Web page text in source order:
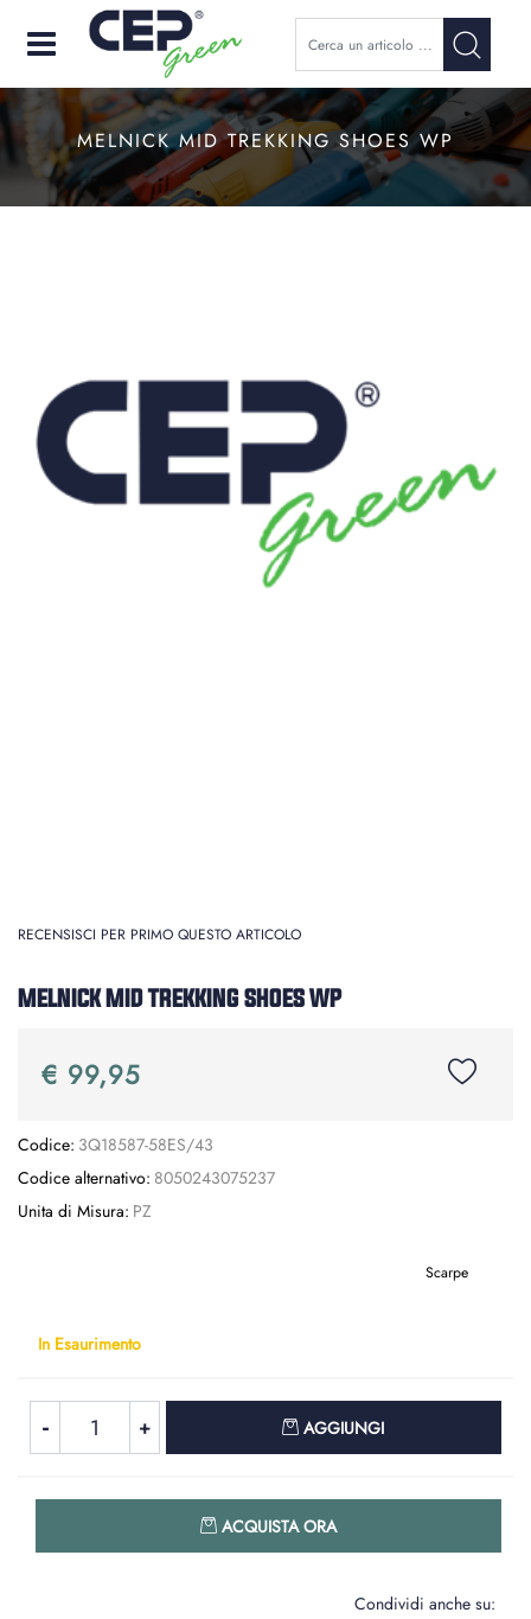
Open
MELNICK MID TREKKING SHOES WP
RECENSISCI PER PRIMO QUESTO ARTICOLO
MELNICK MID TREKKING SHOES WP
€ 99,95
Codice: 3Q18587-58ES/43
Codice alternativo: 8050243075237
Unita di Misura: PZ
Scarpe
In Esaurimento
AGGIUNGI
ACQUISTA ORA
Condividi anche su: